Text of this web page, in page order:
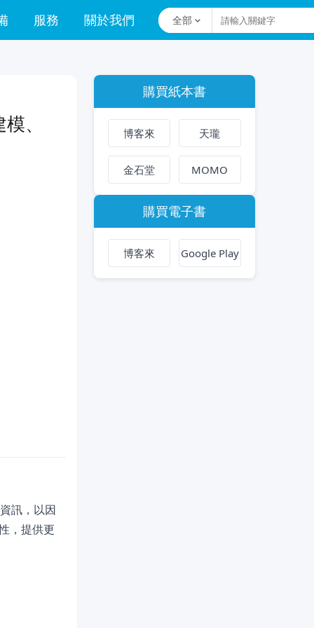
服務 關於我們 全部
、
訊，以因
，提供更
購買紙本書
博客來 天瓏
金石堂 MOMO
購買電子書
博客來 Google Play